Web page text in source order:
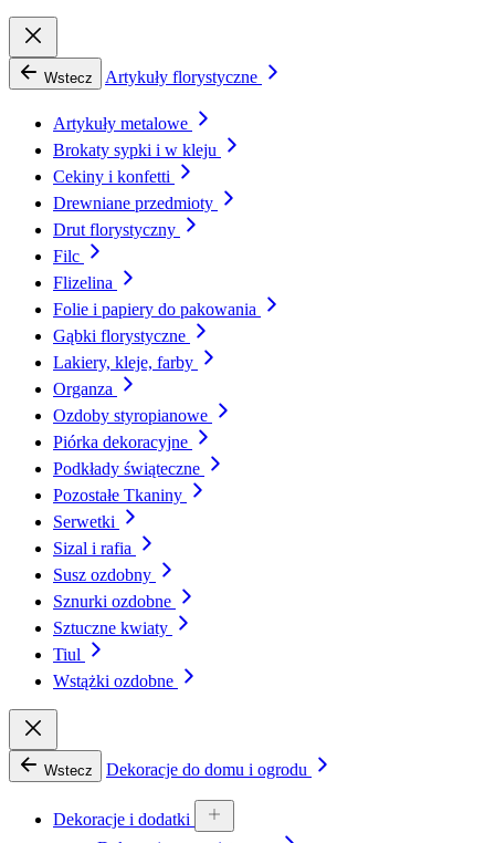
Wstecz Artykuły florystyczne
Artykuły metalowe
Brokaty sypki i w kleju
Cekiny i konfetti
Drewniane przedmioty
Drut florystyczny
Filc
Flizelina
Folie i papiery do pakowania
Gąbki florystyczne
Lakiery, kleje, farby
Organza
Ozdoby styropianowe
Piórka dekoracyjne
Podkłady świąteczne
Pozostałe Tkaniny
Serwetki
Sizal i rafia
Susz ozdobny
Sznurki ozdobne
Sztuczne kwiaty
Tiul
Wstążki ozdobne
Wstecz Dekoracje do domu i ogrodu
Dekoracje i dodatki